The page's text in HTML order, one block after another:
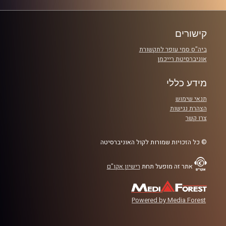
קישורים
ביה"ס סמי עופר לתקשורת
אוניברסיטת רייכמן
מידע כללי
תנאי שימוש
הצהרת נגישות
צרו קשר
© כל הזכויות שמורות לקול האוניברסיטה
אתר זה מופעל תחת רישיון אקו"ם
Powered by Media Forest